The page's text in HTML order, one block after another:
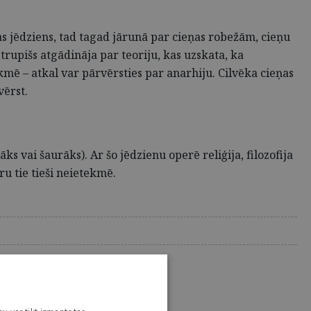
tad tagad jārunā par cieņas robežām, cieņu
atgādināja par teoriju, kas uzskata, ka
– atkal var pārvērsties par anarhiju. Cilvēka cieņas
vai šaurāks). Ar šo jēdzienu operē reliģija, filozofija
tie tieši neietekmē.